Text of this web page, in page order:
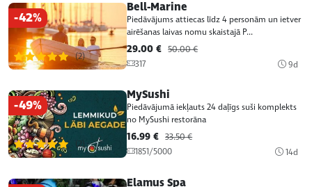
-42%
(2)
Bell-Marine
Piedāvājums attiecas līdz 4 personām un ietver
airēšanas laivas nomu skaistajā P...
29.00 € 50.00 €
317
9d
-49%
(2)
MySushi
Piedāvājumā iekļauts 24 daļīgs suši komplekts
no MySushi restorāna
16.99 € 33.50 €
1851/5000
14d
Elamus Spa